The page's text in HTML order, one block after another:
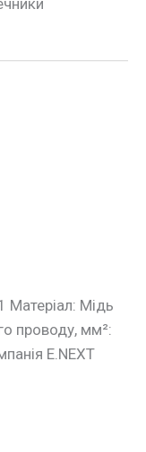
Матеріал: Мідь
проводу, мм²:
E.NEXT